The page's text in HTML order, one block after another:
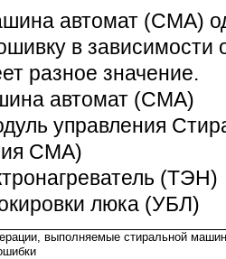
автомат (СМА)
в зависимости
разное значение.
автомат (СМА)
управления
СМА)
(ТЭН)
люка (УБЛ)
выполняемые стиральной